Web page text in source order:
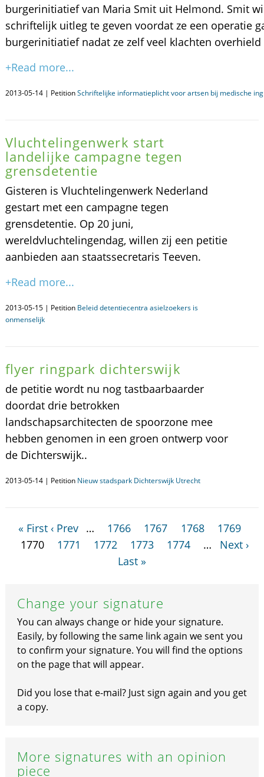
burgerinitiatief van Maria Smit uit Helmond. Smit
schriftelijk uitleg te geven voordat ze een operatie
burgerinitiatief nadat ze zelf veel klachten
+Read more...
2013-05-14 | PetitionSchriftelijke informatieplicht voor artsen bij medische
Vluchtelingenwerk start
landelijke campagne tegen
grensdetentie
Gisteren is Vluchtelingenwerk Nederland
gestart met een campagne tegen
grensdetentie. Op 20 juni,
wereldvluchtelingendag, willen zij een petitie
aanbieden aan staatssecretaris Teeven.
+Read more...
2013-05-15 | Petition Beleid detentiecentra asielzoekers is
onmenselijk
flyer ringpark dichterswijk
de petitie wordt nu nog tastbaarbaarder
doordat drie betrokken
landschapsarchitecten de spoorzone mee
hebben genomen in een groen ontwerp voor
de Dichterswijk..
2013-05-14 | Petition Nieuw stadspark Dichterswijk Utrecht
« First ‹ Prev … 1766 1767 1768
1769
1770
1771 1772 1773 1774 …
Next ›
Last »
Change your signature
You can always change or hide your signature.
Easily, by following the same link again we sent you
to confirm your signature. You will find the options
on the page that will appear.
Did you lose that e-mail? Just sign again and you get
a copy.
More signatures with an opinion
piece